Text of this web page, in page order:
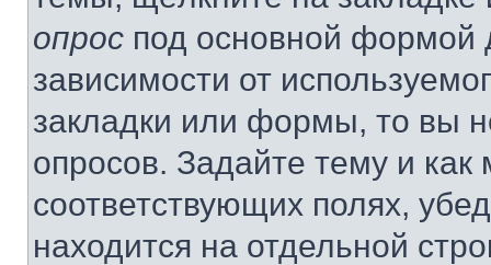
опрос под основной формой
зависимости от
закладки или формы, то вы
опросов. Задайте тему и
соответствующих полях,
находится на отдельной